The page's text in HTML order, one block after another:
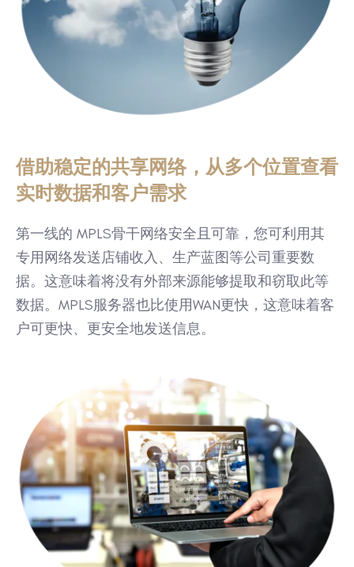
借助稳定的共享网络，从多个位置查看
实时数据和客户需求
第一线的 MPLS骨干网络安全且可靠，您可利用其
专用网络发送店铺收入、生产蓝图等公司重要数
据。这意味着将没有外部来源能够提取和窃取此等
数据。MPLS服务器也比使用WAN更快，这意味着客
户可更快、更安全地发送信息。